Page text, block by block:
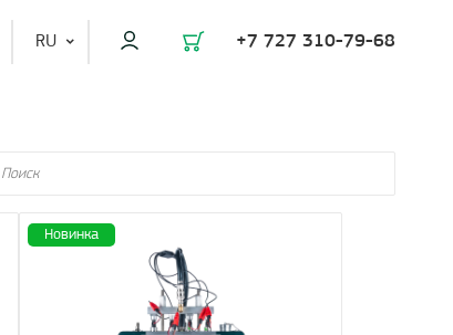
RU +7 727 310-79-68
Новинка